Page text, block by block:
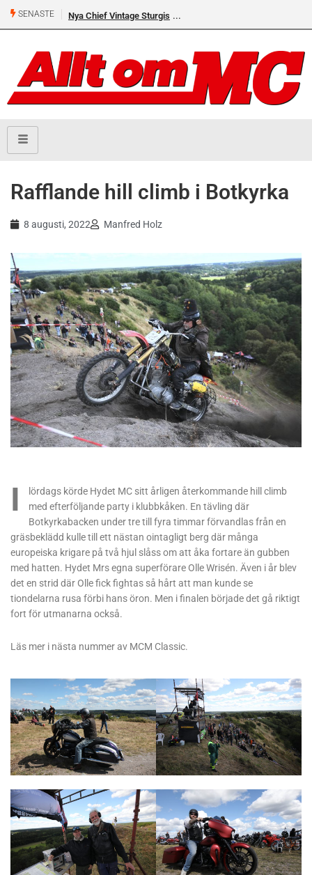
SENASTENya Chief Vintage Sturgis Premiär för Östgöta Dundret
Rafflande hill climb i Botkyrka
8 augusti, 2022 Manfred Holz
I
lördags körde Hydet MC sitt årligen återkommande hill climb
med efterföljande party i klubbkåken. En tävling där
Botkyrkabacken under tre till fyra timmar förvandlas från en
gräsbeklädd kulle till ett nästan ointagligt berg där många
europeiska krigare på två hjul slåss om att åka fortare än gubben
med hatten. Hydet Mrs egna superförare Olle Wrisén. Även i år blev
det en strid där Olle fick fightas så hårt att man kunde se
tiondelarna rusa förbi hans öron. Men i finalen började det gå riktigt
fort för utmanarna också.
Läs mer i nästa nummer av MCM Classic.